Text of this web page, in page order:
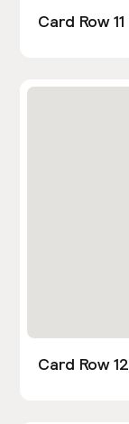
Card Row 11
Card Row 12